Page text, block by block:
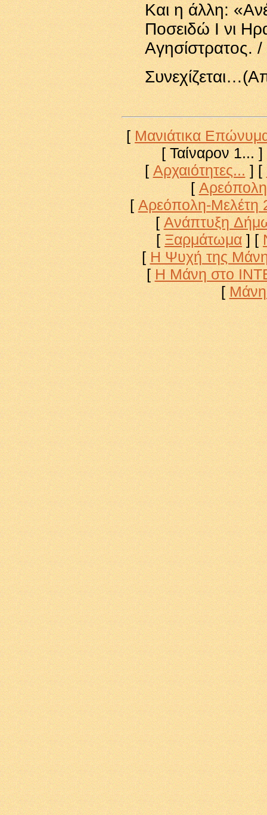
Και η άλλη:
Ποσειδώ Ι νι
Αγησίστρατος.
[ Μανιάτικα
[ Ταίναρον 1... ]
[ Αρχαιότητες... ] [
[
[ Αρεόπολη-Μελέτη
[Ανάπτυξη
[Ξαρμάτωμα] [
[ Η Ψυχή της
[ Η Μάνη στο
[Μάνη